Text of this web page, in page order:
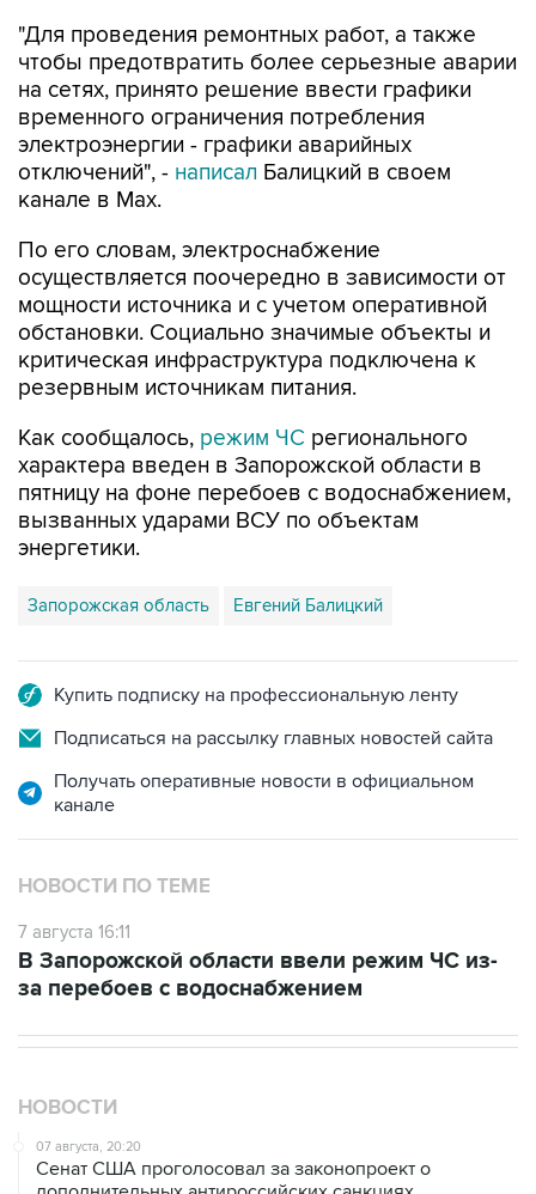
"Для проведения ремонтных работ, а также
чтобы предотвратить более серьезные аварии
на сетях, принято решение ввести графики
временного ограничения потребления
электроэнергии - графики аварийных
отключений", - написал Балицкий в своем
канале в Max.
По его словам, электроснабжение
осуществляется поочередно в зависимости от
мощности источника и с учетом оперативной
обстановки. Социально значимые объекты и
критическая инфраструктура подключена к
резервным источникам питания.
Как сообщалось, режим ЧС регионального
характера введен в Запорожской области в
пятницу на фоне перебоев с водоснабжением,
вызванных ударами ВСУ по объектам
энергетики.
Запорожская область Евгений Балицкий
Купить подписку на профессиональную ленту
Подписаться на рассылку главных новостей сайта
Получать оперативные новости в официальном
канале
НОВОСТИ ПО ТЕМЕ
7 августа 16:11
В Запорожской области ввели режим ЧС из-
за перебоев с водоснабжением
НОВОСТИ
07 августа, 20:20
Сенат США проголосовал за законопроект о